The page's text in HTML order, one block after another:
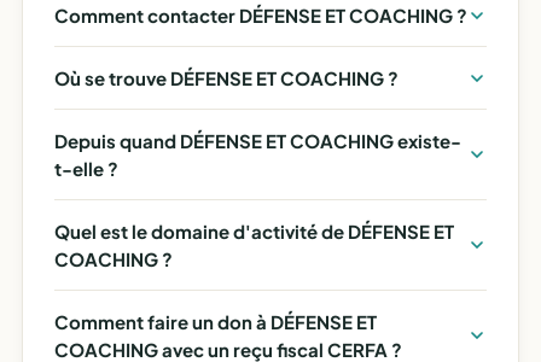
Comment contacter DÉFENSE ET COACHING ?
Où se trouve DÉFENSE ET COACHING ?
Depuis quand DÉFENSE ET COACHING existe-
t-elle ?
Quel est le domaine d'activité de DÉFENSE ET
COACHING ?
Comment faire un don à DÉFENSE ET
COACHING avec un reçu fiscal CERFA ?